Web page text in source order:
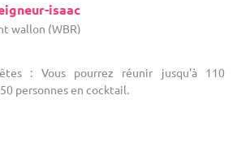
isaac
wallon (WBR)
: Vous pourrez réunir jusqu'à 110
personnes en cocktail.